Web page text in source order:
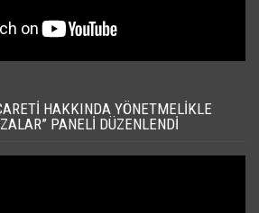
HAKKINDA YÖNETMELIKLE
PANELI DÜZENLENDI